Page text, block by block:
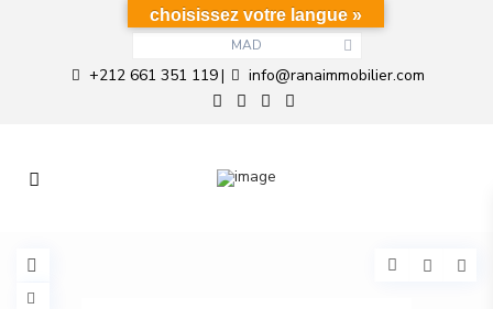
MAD
+212 661 351 119| info@ranaimmobilier.com
choisissez votre langue »